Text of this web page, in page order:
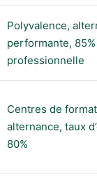
Polyvalence,
performante,
professionnelle
Centres de
alternance, taux
80%